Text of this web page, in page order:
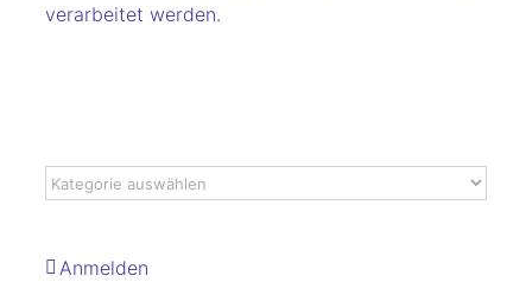
verarbeitet werden.
Anmelden